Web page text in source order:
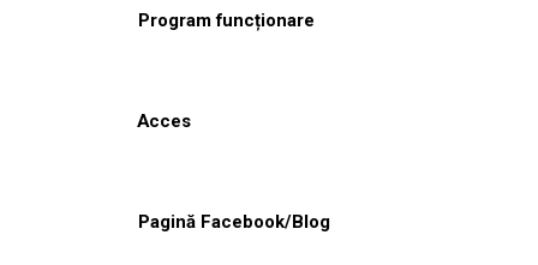
Program funcționare
Acces
Pagină Facebook/Blog